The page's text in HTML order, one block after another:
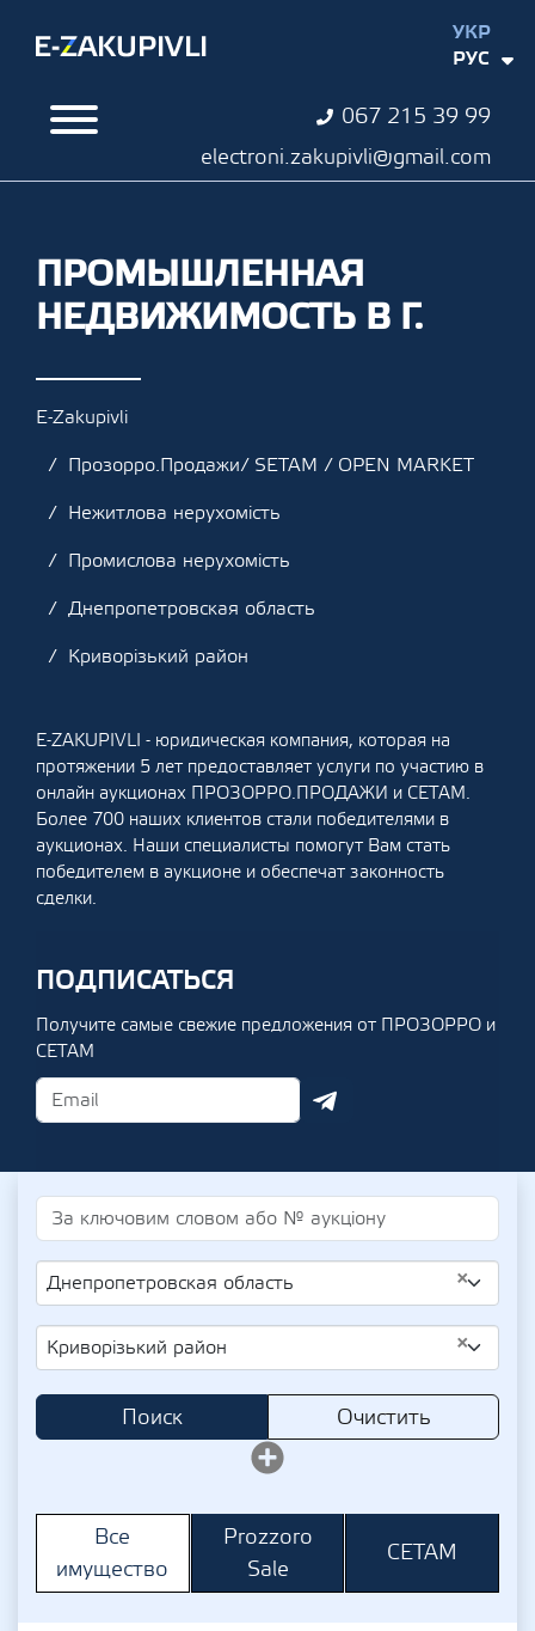
067 215 39 99
electroni.zakupivli@gmail.com
УКР
РУС
ПРОМЫШЛЕННАЯ
НЕДВИЖИМОСТЬ В Г.
E-Zakupivli
Прозорро.Продажи/ SETAM / OPEN MARKET
Нежитлова нерухомість
Промислова нерухомість
Днепропетровская область
Криворізький район
E-ZAKUPIVLI - юридическая компания, которая на
протяжении 5 лет предоставляет услуги по участию в
онлайн аукционах ПРОЗОРРО.ПРОДАЖИ и СЕТАМ.
Более 700 наших клиентов стали победителями в
аукционах. Наши специалисты помогут Вам стать
победителем в аукционе и обеспечат законность
сделки.
ПОДПИСАТЬСЯ
Получите самые свежие предложения от ПРОЗОРРО и
СЕТАМ
×
Днепропетровская область
×
Криворізький район
Поиск Очистить
Все
имущество
Prozzoro
Sale
СЕТАМ